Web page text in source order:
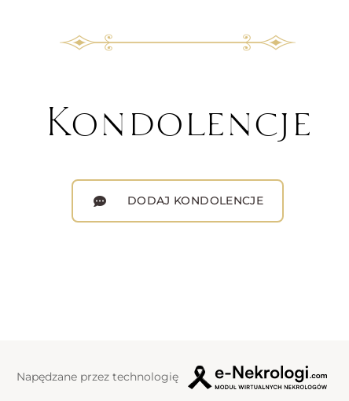
Kondolencje
DODAJ KONDOLENCJE
Napędzane przez technologię